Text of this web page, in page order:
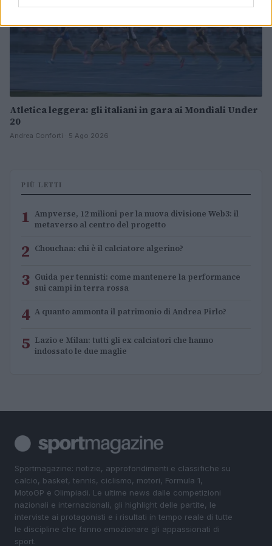
Atletica leggera: gli italiani in gara ai Mondiali Under
20
Andrea Conforti · 5 Ago 2026
PIÙ LETTI
1 Ampverse, 12 milioni per la nuova divisione Web3: il
metaverso al centro del progetto
2 Chouchaa: chi è il calciatore algerino?
3 Guida per tennisti: come mantenere la performance
sui campi in terra rossa
4 A quanto ammonta il patrimonio di Andrea Pirlo?
5 Lazio e Milan: tutti gli ex calciatori che hanno
indossato le due maglie
Sportmagazine: notizie, approfondimenti e classifiche su
calcio, basket, tennis, ciclismo, motori, Formula 1,
MotoGP e Olimpiadi. Le ultime news dalle competizioni
nazionali e internazionali, gli highlight delle partite, le
interviste ai protagonisti e i risultati in tempo reale di tutte
le discipline che fanno emozionare gli appassionati di
sport.